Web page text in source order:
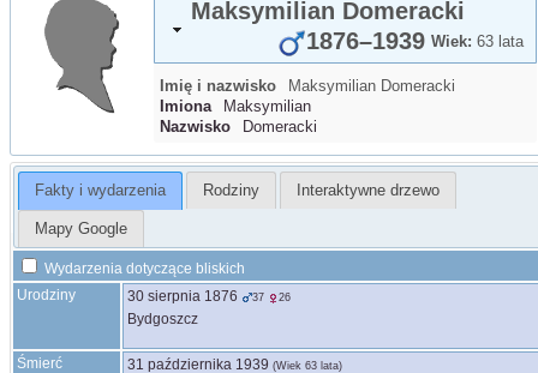
Maksymilian Domeracki
Wiek: 63 lata
1876–1939
Imię i nazwisko Maksymilian Domeracki
Imiona
Maksymilian
Nazwisko
Domeracki
Fakty i wydarzenia Rodziny Interaktywne drzewo
Mapy Google
Wydarzenia dotyczące bliskich
Urodziny
30 sierpnia 1876 37 26
Bydgoszcz
Śmierć 31 października 1939 (Wiek 63 lata)